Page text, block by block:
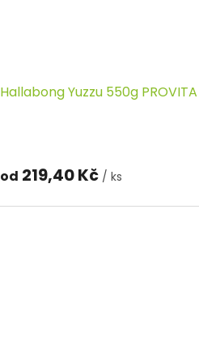
Hallabong Yuzzu 550g PROVITA
od 219,40 Kč / ks